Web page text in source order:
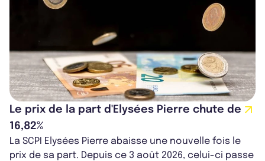
Le prix de la part d'Elysées Pierre chute de
16,82%
La SCPI Elysées Pierre abaisse une nouvelle fois le
prix de sa part. Depuis ce 3 août 2026, celui-ci passe